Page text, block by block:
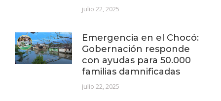
julio 22, 2025
Emergencia en el Chocó:
Gobernación responde
con ayudas para 50.000
familias damnificadas
julio 22, 2025